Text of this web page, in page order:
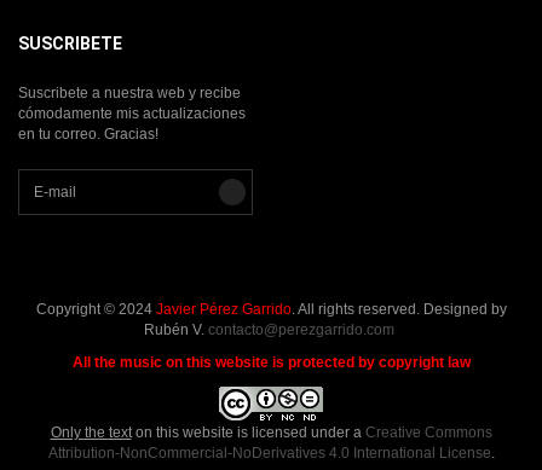
SUSCRIBETE
Suscribete a nuestra web y recibe
cómodamente mis actualizaciones
en tu correo. Gracias!
Copyright © 2024 Javier Pérez Garrido. All rights reserved. Designed by
Rubén V. contacto@perezgarrido.com
All the music on this website is protected by copyright law
Only the texton this website is licensed under a Creative Commons
Attribution-NonCommercial-NoDerivatives 4.0 International License.